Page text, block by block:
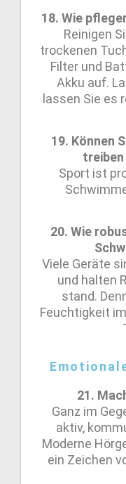
18. Wie
Reinigen
trockenen
Filter und
Akku auf.
lassen Sie es
19. Können
treiben
Sport ist
20. Wie
Viele Geräte
und halten
stand.
Feuchtigkeit
21.
Ganz im
aktiv,
Moderne
ein Zeichen